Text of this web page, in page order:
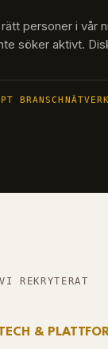
personer i vår
söker aktivt.
BRANSCHNÄTVERK
REKRYTERAT
&